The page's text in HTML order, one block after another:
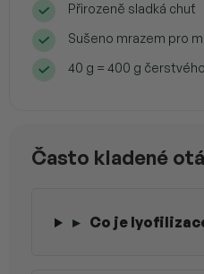
Přirozeně sladká chuť
Sušeno mrazem pro
40 g = 400 g
Často kladené
▸ Co je